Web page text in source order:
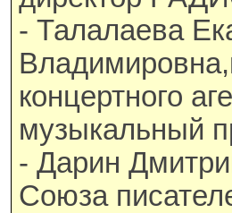
- Талалаева
концертного
музыкальный
- Дарин
Союза